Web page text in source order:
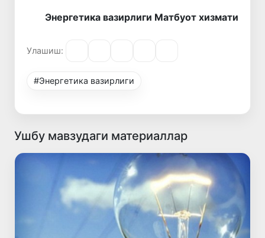
Энергетика вазирлиги Матбуот хизмати
Улашиш:
#Энергетика вазирлиги
Ушбу мавзудаги материаллар